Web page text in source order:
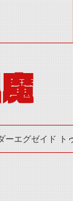
ーエグゼイド